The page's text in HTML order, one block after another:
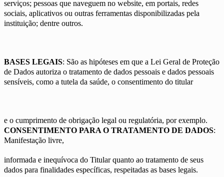
serviços; pessoas que naveguem no website, em portais, redes
sociais, aplicativos ou outras ferramentas disponibilizadas pela
instituição; dentre outros.
BASES LEGAIS: São as hipóteses em que a Lei Geral de Proteção
de Dados autoriza o tratamento de dados pessoais e dados pessoais
sensíveis, como a tutela da saúde, o consentimento do titular
e o cumprimento de obrigação legal ou regulatória, por exemplo.
CONSENTIMENTO PARA O TRATAMENTO DE DADOS:
Manifestação livre,
informada e inequívoca do Titular quanto ao tratamento de seus
dados para finalidades específicas, respeitadas as bases legais.